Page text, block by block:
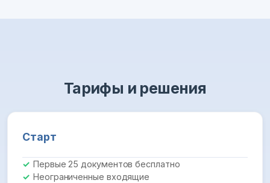
Тарифы и решения
Старт
Первые 25 документов бесплатно
Неограниченные входящие